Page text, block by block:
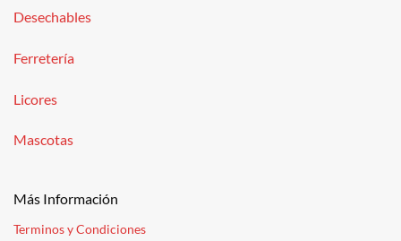
Desechables
Ferretería
Licores
Mascotas
Más Información
Terminos y Condiciones